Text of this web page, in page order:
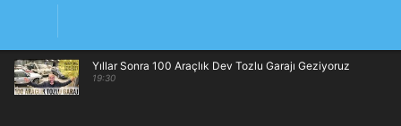
Yıllar Sonra 100 Araçlık Dev Tozlu Garajı Geziyoruz
19:30